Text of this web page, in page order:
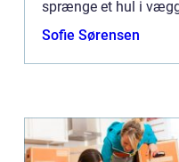
sprænge et hul i
meget. De forsøger
Sofie Sørensen